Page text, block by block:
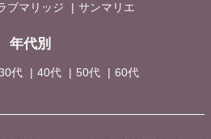
ブマリッジ サンマリエ
年代別
代 40代 50代 60代